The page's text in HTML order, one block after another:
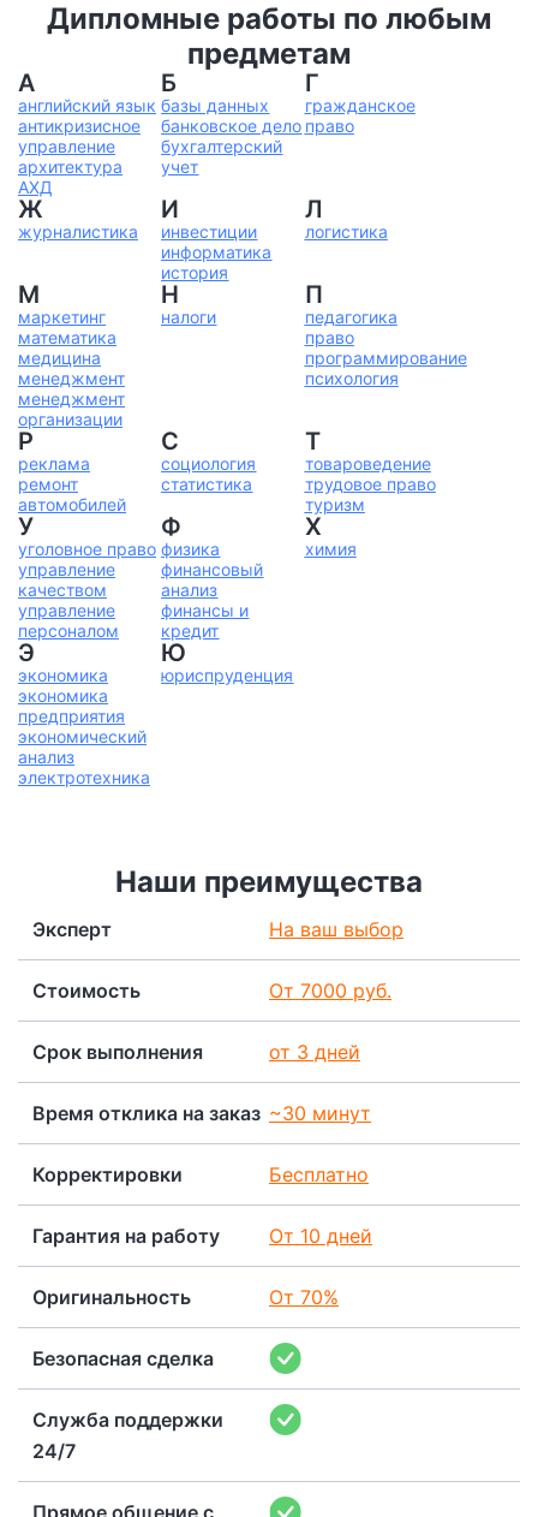
Дипломные работы по любым
предметам
А
английский язык
антикризисное
управление
архитектура
АХД
Б
базы данных
банковское дело
бухгалтерский
учет
Г
гражданское
право
Ж
журналистика
И
инвестиции
информатика
история
Л
логистика
М
маркетинг
математика
медицина
менеджмент
менеджмент
организации
Н
налоги
П
педагогика
право
программирование
психология
Р
реклама
ремонт
автомобилей
С
социология
статистика
Т
товароведение
трудовое право
туризм
У
уголовное право
управление
качеством
управление
персоналом
Ф
физика
финансовый
анализ
финансы и
кредит
Х
химия
Э
экономика
экономика
предприятия
экономический
анализ
электротехника
Ю
юриспруденция
Наши преимущества
Эксперт На ваш выбор
Стоимость От 7000 руб.
Срок выполнения от 3 дней
Время отклика на заказ ~30 минут
Корректировки Бесплатно
Гарантия на работу От 10 дней
Оригинальность От 70%
Безопасная сделка
Служба поддержки
24/7